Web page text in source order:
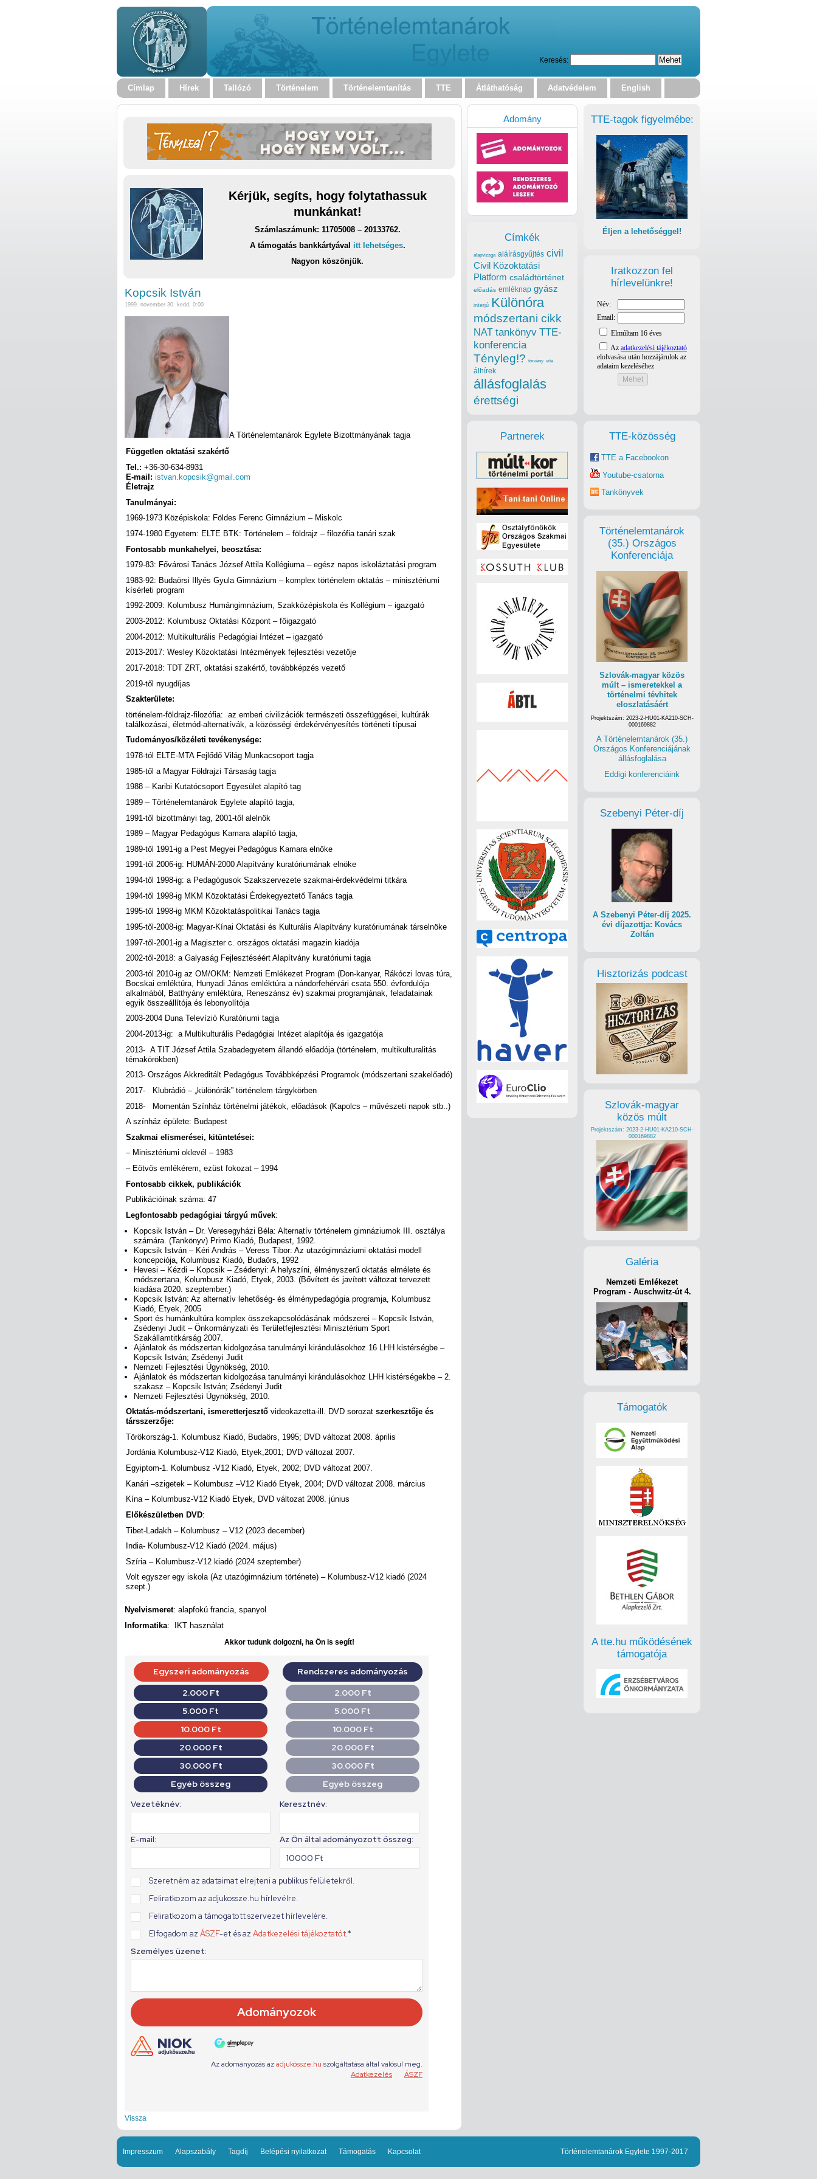
Keresés:
Címlap Hírek Tallózó Történelem Történelemtanítás TTE Átláthatóság Adatvédelem English
Kérjük, segíts, hogy folytathassuk
munkánkat!
Számlaszámunk: 11705008 – 20133762.
A támogatás bankkártyával itt lehetséges.
Nagyon köszönjük.
Kopcsik István
1999. november 30. kedd, 0:00
A Történelemtanárok Egylete Bizottmányának tagja
Független oktatási szakértő
Tel.: +36-30-634-8931
E-mail: istvan.kopcsik@gmail.com
Életrajz
Tanulmányai:
1969-1973 Középiskola: Földes Ferenc Gimnázium – Miskolc
1974-1980 Egyetem: ELTE BTK: Történelem – földrajz – filozófia tanári szak
Fontosabb munkahelyei, beosztása:
1979-83: Fővárosi Tanács József Attila Kollégiuma – egész napos iskoláztatási program
1983-92: Budaörsi Illyés Gyula Gimnázium – komplex történelem oktatás – minisztériumi
kísérleti program
1992-2009: Kolumbusz Humángimnázium, Szakközépiskola és Kollégium – igazgató
2003-2012: Kolumbusz Oktatási Központ – főigazgató
2004-2012: Multikulturális Pedagógiai Intézet – igazgató
2013-2017: Wesley Közoktatási Intézmények fejlesztési vezetője
2017-2018: TDT ZRT, oktatási szakértő, továbbképzés vezető
2019-től nyugdíjas
Szakterülete:
történelem-földrajz-filozófia: az emberi civilizációk természeti összefüggései, kultúrák
találkozásai, életmód-alternatívák, a közösségi érdekérvényesítés történeti típusai
Tudományos/közéleti tevékenysége:
1978-tól ELTE-MTA Fejlődő Világ Munkacsoport tagja
1985-től a Magyar Földrajzi Társaság tagja
1988 – Karibi Kutatócsoport Egyesület alapító tag
1989 – Történelemtanárok Egylete alapító tagja,
1991-től bizottmányi tag, 2001-től alelnök
1989 – Magyar Pedagógus Kamara alapító tagja,
1989-től 1991-ig a Pest Megyei Pedagógus Kamara elnöke
1991-től 2006-ig: HUMÁN-2000 Alapítvány kuratóriumának elnöke
1994-től 1998-ig: a Pedagógusok Szakszervezete szakmai-érdekvédelmi titkára
1994-től 1998-ig MKM Közoktatási Érdekegyeztető Tanács tagja
1995-től 1998-ig MKM Közoktatáspolitikai Tanács tagja
1995-től-2008-ig: Magyar-Kínai Oktatási és Kulturális Alapítvány kuratóriumának társelnöke
1997-től-2001-ig a Magiszter c. országos oktatási magazin kiadója
2002-től-2018: a Galyaság Fejlesztéséért Alapítvány kuratóriumi tagja
2003-tól 2010-ig az OM/OKM: Nemzeti Emlékezet Program (Don-kanyar, Rákóczi lovas túra,
Bocskai emléktúra, Hunyadi János emléktúra a nándorfehérvári csata 550. évfordulója
alkalmából, Batthyány emléktúra, Reneszánsz év) szakmai programjának, feladatainak
egyik összeállítója és lebonyolítója
2003-2004 Duna Televízió Kuratóriumi tagja
2004-2013-ig: a Multikulturális Pedagógiai Intézet alapítója és igazgatója
2013- A TIT József Attila Szabadegyetem állandó előadója (történelem, multikulturalitás
témakörökben)
2013- Országos Akkreditált Pedagógus Továbbképzési Programok (módszertani szakelőadó)
2017- Klubrádió – „különórák” történelem tárgykörben
2018- Momentán Színház történelmi játékok, előadások (Kapolcs – művészeti napok stb..)
A színház épülete: Budapest
Szakmai elismerései, kitüntetései:
– Minisztériumi oklevél – 1983
– Eötvös emlékérem, ezüst fokozat – 1994
Fontosabb cikkek, publikációk
Publikációinak száma: 47
Legfontosabb pedagógiai tárgyú művek:
Kopcsik István – Dr. Veresegyházi Béla: Alternatív történelem gimnáziumok III. osztálya
számára. (Tankönyv) Primo Kiadó, Budapest, 1992.
Kopcsik István – Kéri András – Veress Tibor: Az utazógimnáziumi oktatási modell
koncepciója, Kolumbusz Kiadó, Budaörs, 1992
Hevesi – Kézdi – Kopcsik – Zsédenyi: A helyszíni, élményszerű oktatás elmélete és
módszertana, Kolumbusz Kiadó, Etyek, 2003. (Bővített és javított változat tervezett
kiadása 2020. szeptember.)
Kopcsik István: Az alternatív lehetőség- és élménypedagógia programja, Kolumbusz
Kiadó, Etyek, 2005
Sport és humánkultúra komplex összekapcsolódásának módszerei – Kopcsik István,
Zsédenyi Judit – Önkormányzati és Területfejlesztési Minisztérium Sport
Szakállamtitkárság 2007.
Ajánlatok és módszertan kidolgozása tanulmányi kirándulásokhoz 16 LHH kistérségbe –
Kopcsik István; Zsédenyi Judit
Nemzeti Fejlesztési Ügynökség, 2010.
Ajánlatok és módszertan kidolgozása tanulmányi kirándulásokhoz LHH kistérségekbe – 2.
szakasz – Kopcsik István; Zsédenyi Judit
Nemzeti Fejlesztési Ügynökség, 2010.
Oktatás-módszertani, ismeretterjesztő videokazetta-ill. DVD sorozat szerkesztője és
társszerzője:
Törökország-1. Kolumbusz Kiadó, Budaörs, 1995; DVD változat 2008. április
Jordánia Kolumbusz-V12 Kiadó, Etyek,2001; DVD változat 2007.
Egyiptom-1. Kolumbusz -V12 Kiadó, Etyek, 2002; DVD változat 2007.
Kanári –szigetek – Kolumbusz –V12 Kiadó Etyek, 2004; DVD változat 2008. március
Kína – Kolumbusz-V12 Kiadó Etyek, DVD változat 2008. június
Előkészületben DVD:
Tibet-Ladakh – Kolumbusz – V12 (2023.december)
India- Kolumbusz-V12 Kiadó (2024. május)
Szíria – Kolumbusz-V12 kiadó (2024 szeptember)
Volt egyszer egy iskola (Az utazógimnázium története) – Kolumbusz-V12 kiadó (2024
szept.)
Nyelvismeret: alapfokú francia, spanyol
Informatika: IKT használat
Akkor tudunk dolgozni, ha Ön is segít!
Vissza
TTE-tagok figyelmébe:
Éljen a lehetőséggel!
Iratkozzon fel
hírlevelünkre!
TTE-közösség
TTE a Facebookon
Youtube-csatorna
Tankönyvek
Történelemtanárok
(35.) Országos
Konferenciája
Szlovák-magyar közös
múlt – ismeretekkel a
történelmi tévhitek
eloszlatásáért
Projektszám: 2023-2-HU01-KA210-SCH-
000169882
A Történelemtanárok (35.)
Országos Konferenciájának
állásfoglalása
Eddigi konferenciáink
Szebenyi Péter-díj
A Szebenyi Péter-díj 2025.
évi díjazottja: Kovács
Zoltán
Hisztorizás podcast
Szlovák-magyar
közös múlt
Projektszám: 2023-2-HU01-KA210-SCH-
000169882
Galéria
Nemzeti Emlékezet
Program - Auschwitz-út 4.
Támogatók
A tte.hu működésének
támogatója
Adomány
Címkék
alapvizsga aláírásgyűjtés civil
Civil Közoktatási
Platform családtörténet
előadás emléknap gyász
interjú Különóra
módszertani cikk
NAT tankönyv TTE-
konferencia
Tényleg!? törvény vita
álhírek
állásfoglalás
érettségi
Partnerek
Impresszum Alapszabály Tagdíj Belépési nyilatkozat Támogatás Kapcsolat Történelemtanárok Egylete 1997-2017